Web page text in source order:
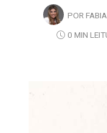
POR
0 MIN